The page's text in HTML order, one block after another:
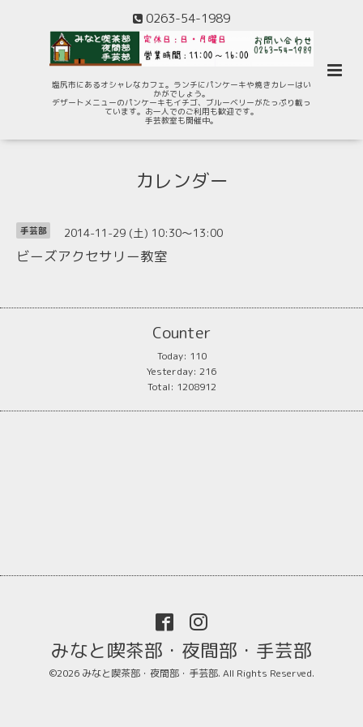
0263-54-1989
塩尻市にあるオシャレなカフェ。ランチにパンケーキや焼きカレーはい
かがでしょう。
デザートメニューのパンケーキもイチゴ、ブルーベリーがたっぷり載っ
ています。お一人でのご利用も歓迎です。
手芸教室も開催中。
カレンダー
手芸部 2014-11-29 (土) 10:30～13:00
ビーズアクセサリー教室
Counter
Today: 110
Yesterday: 216
Total: 1208912
みなと喫茶部・夜間部・手芸部
©2026 みなと喫茶部・夜間部・手芸部. All Rights Reserved.